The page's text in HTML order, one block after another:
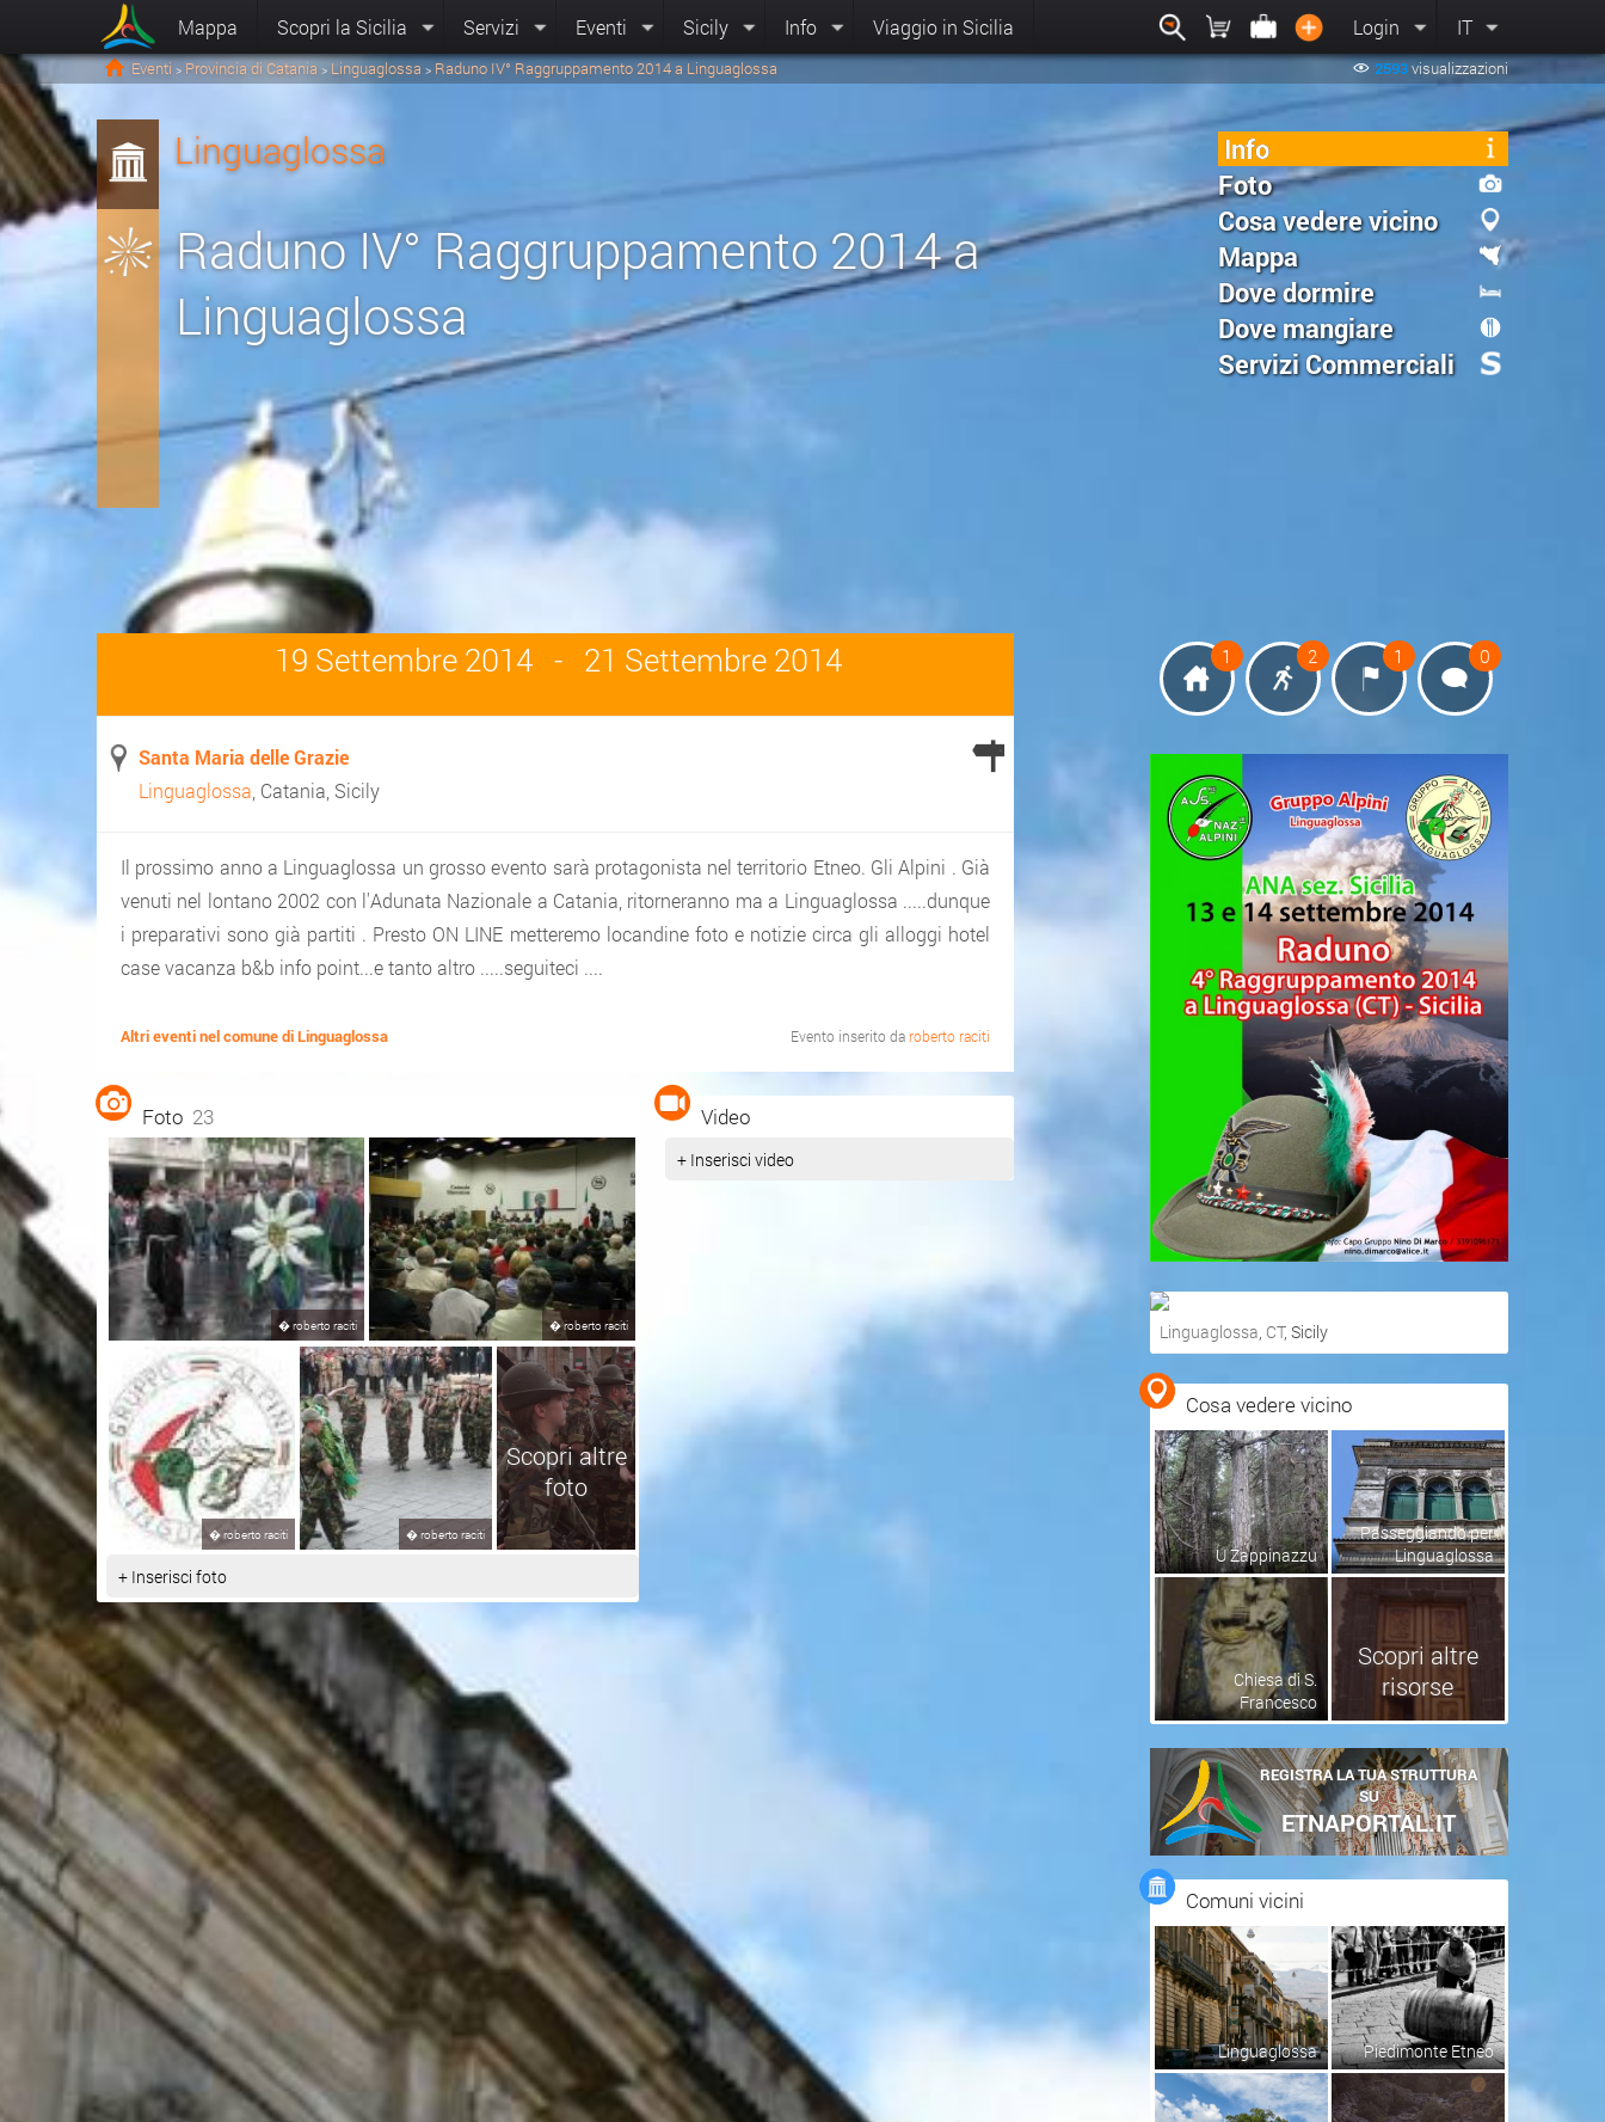
Mappa Scopri la Sicilia Servizi Eventi Sicily Info Viaggio in Sicilia Login IT
Eventi > Provincia di Catania > Linguaglossa > Raduno IV° Raggruppamento 2014 a Linguaglossa 2593visualizzazioni
Linguaglossa
Raduno IV° Raggruppamento 2014 a
Linguaglossa
Info
Foto
Cosa vedere vicino
Mappa
Dove dormire
Dove mangiare
Servizi Commerciali
19 Settembre 2014 - 21 Settembre 2014
Santa Maria delle Grazie
Linguaglossa , Catania Sicily
Il prossimo anno a Linguaglossa un grosso evento sarà protagonista nel territorio Etneo. Gli Alpini . Già
venuti nel lontano 2002 con l'Adunata Nazionale a Catania, ritorneranno ma a Linguaglossa .....dunque
i preparativi sono già partiti . Presto ON LINE metteremo locandine foto e notizie circa gli alloggi hotel
case vacanza b&b info point...e tanto altro .....seguiteci ....
Altri eventi nel comune di Linguaglossa Evento inserito da roberto raciti
Foto 23
�roberto raciti �roberto raciti
�roberto raciti �roberto raciti
Scopri altre
foto
+ Inserisci foto
Video
+ Inserisci video
1 2 1 0
Ottieni indicazioni stradali
Visualizza mappa
Linguaglossa, CT, Sicily
Cosa vedere vicino
U Zappinazzu
Passeggiando per
Linguaglossa
Chiesa di S.
Francesco
Scopri altre
risorse
REGISTRA LA TUA STRUTTURA
SU
ETNAPORTAL.IT
Comuni vicini
Linguaglossa Piedimonte Etneo